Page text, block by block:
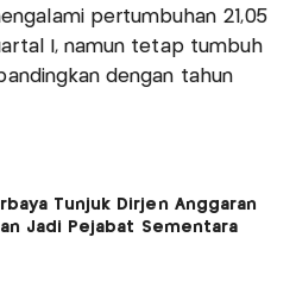
pertumbuhan 21,05
I, namun tetap tumbuh
dengan tahun
Tunjuk Dirjen Anggaran
Jadi Pejabat Sementara